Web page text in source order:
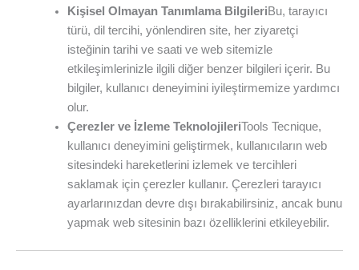
Kişisel Olmayan Tanımlama BilgileriBu, tarayıcı
türü, dil tercihi, yönlendiren site, her ziyaretçi
isteğinin tarihi ve saati ve web sitemizle
etkileşimlerinizle ilgili diğer benzer bilgileri içerir. Bu
bilgiler, kullanıcı deneyimini iyileştirmemize yardımcı
olur.
Çerezler ve İzleme TeknolojileriTools Tecnique,
kullanıcı deneyimini geliştirmek, kullanıcıların web
sitesindeki hareketlerini izlemek ve tercihleri ​​
saklamak için çerezler kullanır. Çerezleri tarayıcı
ayarlarınızdan devre dışı bırakabilirsiniz, ancak bunu
yapmak web sitesinin bazı özelliklerini etkileyebilir.